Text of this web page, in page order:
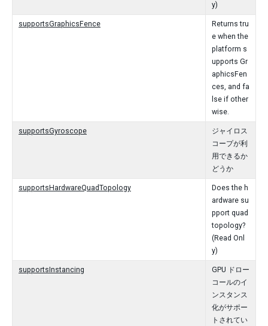
y)
supportsGraphicsFence
Returns tru
e when the
platform s
upports Gr
aphicsFen
ces, and fa
lse if other
wise.
supportsGyroscope
ジャイロス
コープが利
用できるか
どうか
supportsHardwareQuadTopology
Does the h
ardware su
pport quad
topology?
(Read Onl
y)
supportsInstancing
GPU ドロー
コールのイ
ンスタンス
化がサポー
トされてい